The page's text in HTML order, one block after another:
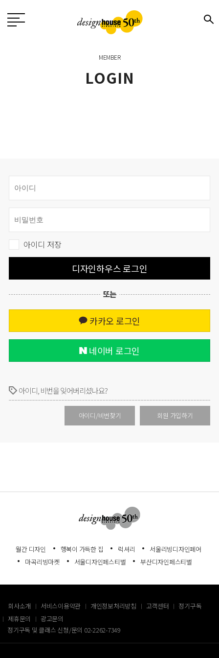
MEMBER
LOGIN
아이디 저장
디자인하우스 로그인
또는
카카오 로그인
네이버 로그인
아이디, 비번을 잊어버리셨나요?
회원 가입하기
아이디/비번찾기
월간 디자인 행복이 가득한 집 럭셔리
서울리빙디자인페어
마곡리빙마켓
서울디자인페스티벌 부산디자인페스티벌
회사소개 서비스이용약관 개인정보처리방침 고객센터
정기구독
제휴문의
광고문의
정기구독 및 클래스 신청/문의 02-2262-7349